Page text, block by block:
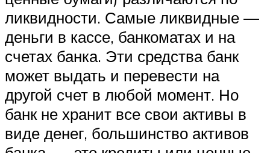
ликвидности. Самые ликвидные —
деньги в кассе, банкоматах и на
счетах банка. Эти средства банк
может выдать и перевести на
другой счет в любой момент. Но
банк не хранит все свои активы в
виде денег, большинство активов